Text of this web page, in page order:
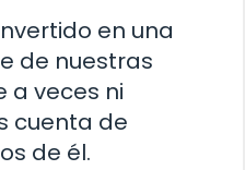
en una
de nuestras
a veces ni
cuenta de
de él.